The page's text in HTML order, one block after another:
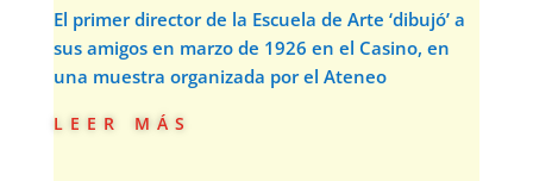
El primer director de la Escuela de Arte ‘dibujó’ a
sus amigos en marzo de 1926 en el Casino, en
una muestra organizada por el Ateneo
leer más